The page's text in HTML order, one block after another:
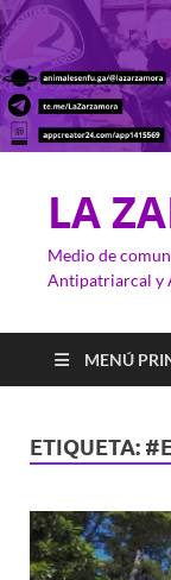
LA
Medio de
Antipatriarcal y
MENÚ
ETIQUETA: